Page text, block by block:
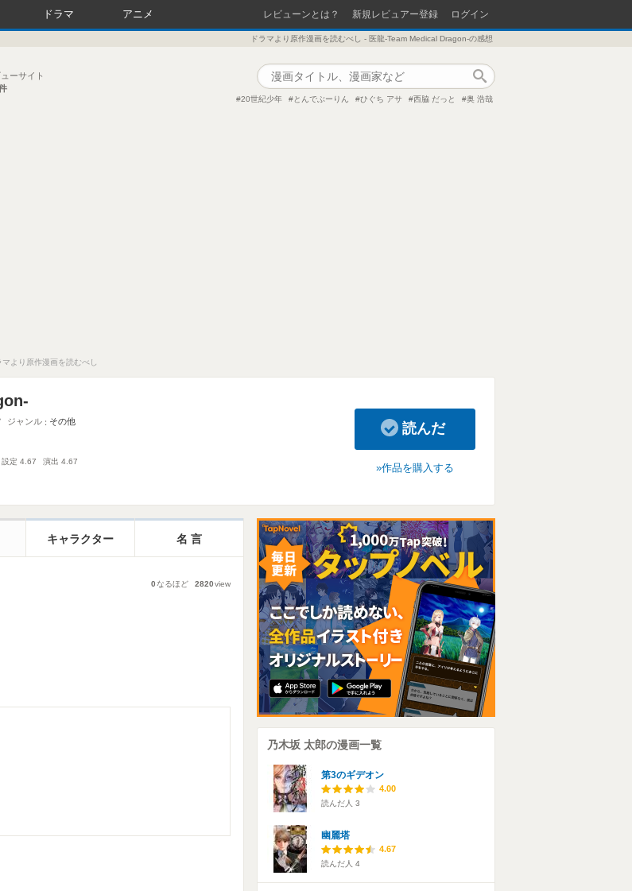
ドラマ アニメ レビューンとは？ 新規レビュアー登録 ログイン
ドラマより原作漫画を読むべし - 医龍-Team Medical Dragon-の感想
ーサイト
20世紀少年 とんでぶーりん ひぐち アサ 西脇 だっと 奥 浩哉
マより原作漫画を読むべし
ジャンル その他
設定 4.67 演出 4.67
読んだ
作品を購入する
キャラクター 名言
0なるほど 2820view
乃木坂 太郎の漫画一覧
第3のギデオン
4.00
読んだ人 3
幽麗塔
4.67
読んだ人 4